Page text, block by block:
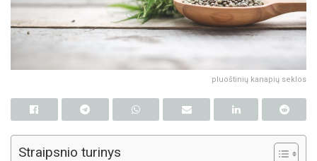
pluoštinių kanapių seklos
Straipsnio turinys